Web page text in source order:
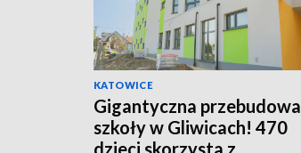
KATOWICE
Gigantyczna przebudowa
szkoły w Gliwicach! 470
dzieci skorzysta z